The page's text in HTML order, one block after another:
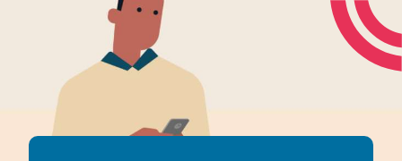
Diagnose & matching
Praktijkdiagnose
Bestandsanalyse